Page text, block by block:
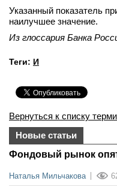
Указанный показатель
наилучшее значение.
Из глоссария Банка
Теги: И
Вернуться к списку
Новые статьи
Фондовый рынок
Наталья Мильчакова